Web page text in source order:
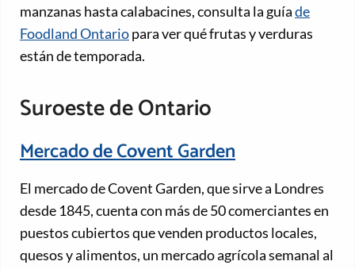
manzanas hasta calabacines, consulta la guíade
Foodland Ontariopara ver qué frutas y verduras
están de temporada.
Suroeste de Ontario
Mercado de Covent Garden
El mercado de Covent Garden, que sirve a Londres
desde 1845, cuenta con más de 50 comerciantes en
puestos cubiertos que venden productos locales,
quesos y alimentos, un mercado agrícola semanal al